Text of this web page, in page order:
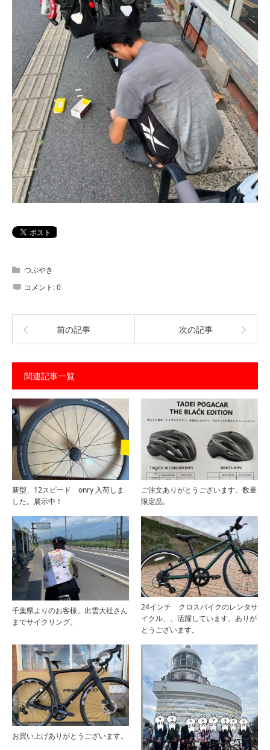
つぶやき
コメント:0
前の記事 次の記事
関連記事一覧
新型、12スピード onry 入荷しま
した。展示中！
ご注文ありがとうございます。数量
限定品。
千葉県よりのお客様。出雲大社さん
までサイクリング。
24インチ クロスバイクのレンタサ
イクル、、活躍しています。ありが
とうございます。
お買い上げありがとうございます。